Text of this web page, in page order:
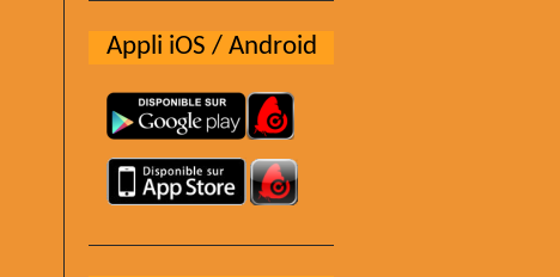
Appli iOS / Android